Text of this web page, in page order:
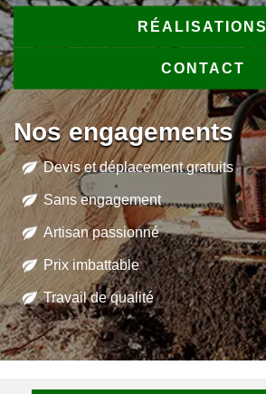
RÉALISATIONS
CONTACT
Nos engagements
Devis et déplacement gratuits
Sans engagement
Artisan passionné
Prix imbattable
Travail de qualité